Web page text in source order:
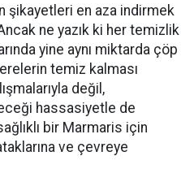
şikayetleri en aza indirmek
ne yazık ki her temizlik
yine aynı miktarda çöp
temiz kalması
değil,
hassasiyetle de
bir Marmaris için
ve çevreye